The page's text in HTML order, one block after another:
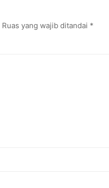
Ruas yang wajib ditandai *